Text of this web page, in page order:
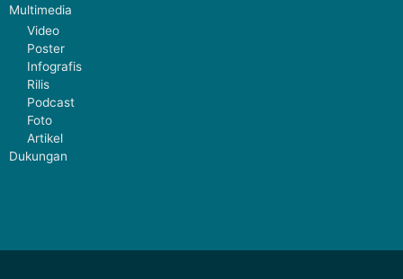
Multimedia
Video
Poster
Infografis
Rilis
Podcast
Foto
Artikel
Dukungan